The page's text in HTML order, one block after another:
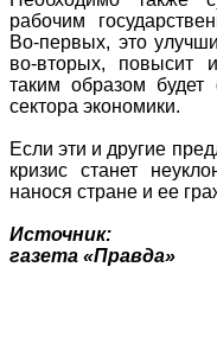
рабочим
Во-первых, это
во-вторых, повысит
таким образом будет
сектора экономики.
Если эти и другие
кризис станет
нанося стране и ее
Источник:
газета «Правда»